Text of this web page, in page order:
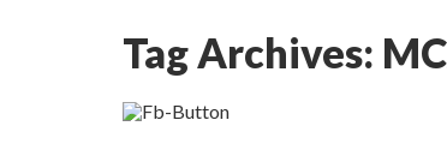
Lepădarea de sine și urmarea lui Hristos.
Tag Archives: